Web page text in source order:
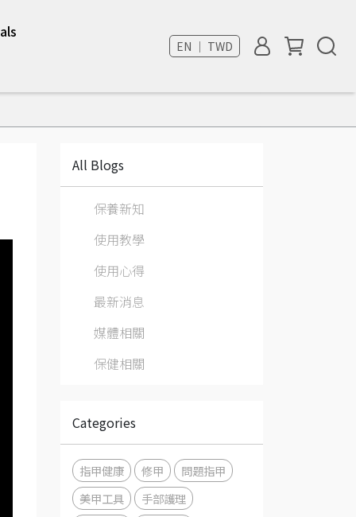
EN ｜ TWD
All Blogs
保養新知
使用教學
使用心得
最新消息
媒體相關
保健相關
Categories
指甲健康 修甲
問題指甲
美甲工具
手部護理